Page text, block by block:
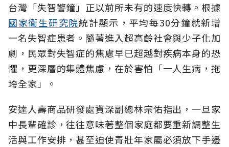
台灣「失智警鐘」正以前所未有的速度快轉。根據
國家衛生研究院統計顯示，平均每30分鐘就新增
一名失智症患者。隨著進入超高齡社會與少子化加
劇，民眾對失智症的焦慮早已超越對疾病本身的恐
懼，更深層的集體焦慮，在於害怕「一人生病，拖
垮全家」。
安達人壽商品研發處資深副總林宗佑指出，一旦家
中長輩確診，往往意味著整個家庭都要重新調整生
活與工作安排，甚至迫使青壯年家屬必須放下手邊